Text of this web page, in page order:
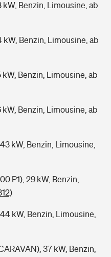
kW, Benzin, Limousine, ab
kW, Benzin, Limousine, ab
kW, Benzin, Limousine, ab
kW, Benzin, Limousine, ab
kW, Benzin, Limousine,
P1), 29 kW, Benzin,
kW, Benzin, Limousine,
37 kW, Benzin,